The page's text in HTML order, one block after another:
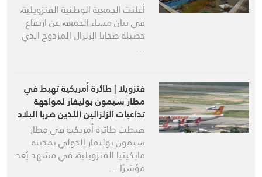
أعلنت الجمعية الوطنية الفنزويلية،
في بيان مساء الجمعة، عن ارتفاع
حصيلة ضحايا الزلزال المزدوج الذي
…
فنزويلا | طائرة أمريكية تهبط في
مطار سيمون بوليفار لمواجهة
تداعيات الزلزالين اللذين ضربا البلاد
هبطت طائرة أمريكية في مطار
سيمون بوليفار الدولي بمدينة
مايكيتيا الفنزويلية، في مشهد يُعد
مؤشرًا …